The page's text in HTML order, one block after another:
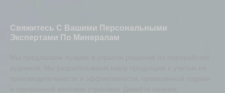
Свяжитесь С Вашими Персональными
Экспертами По Минералам